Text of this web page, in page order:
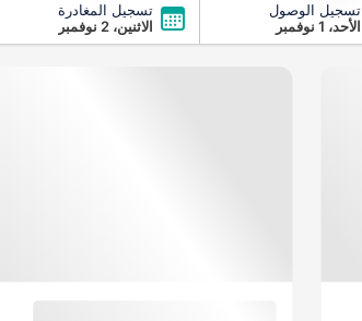
تسجيل الوصول
الأحد، 1 نوفمبر
تسجيل المغادرة
الاثنين، 2 نوفمبر